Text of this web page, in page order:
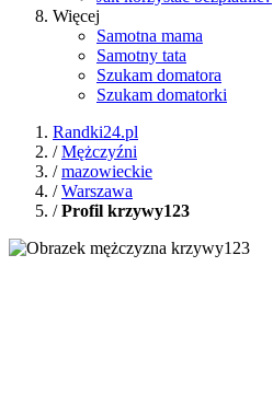
Więcej
Samotna mama
Samotny tata
Szukam domatora
Szukam domatorki
Randki24.pl
/Mężczyźni
/mazowieckie
/Warszawa
/Profil krzywy123